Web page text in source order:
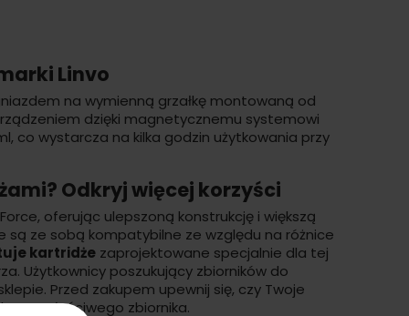
Linvo
na wymienną grzałkę montowaną od
dzięki magnetycznemu systemowi
co wystarcza na kilka godzin użytkowania przy
Odkryj więcej korzyści
oferując ulepszoną konstrukcję i większą
ze sobą kompatybilne ze względu na różnice
kartridżezaprojektowane specjalnie dla tej
Użytkownicy poszukujący zbiorników do
Przed zakupem upewnij się, czy Twoje
właściwego zbiornika.